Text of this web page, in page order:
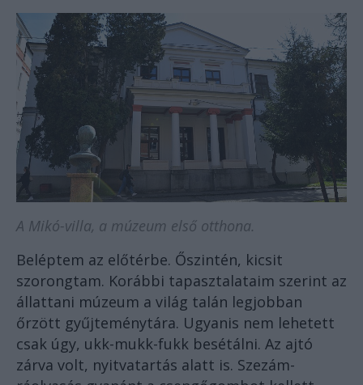
A Mikó-villa, a múzeum első otthona.
Beléptem az előtérbe. Őszintén, kicsit
szorongtam. Korábbi tapasztalataim szerint az
állattani múzeum a világ talán legjobban
őrzött gyűjteménytára. Ugyanis nem lehetett
csak úgy, ukk-mukk-fukk besétálni. Az ajtó
zárva volt, nyitvatartás alatt is. Szezám-